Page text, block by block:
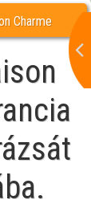
Charme